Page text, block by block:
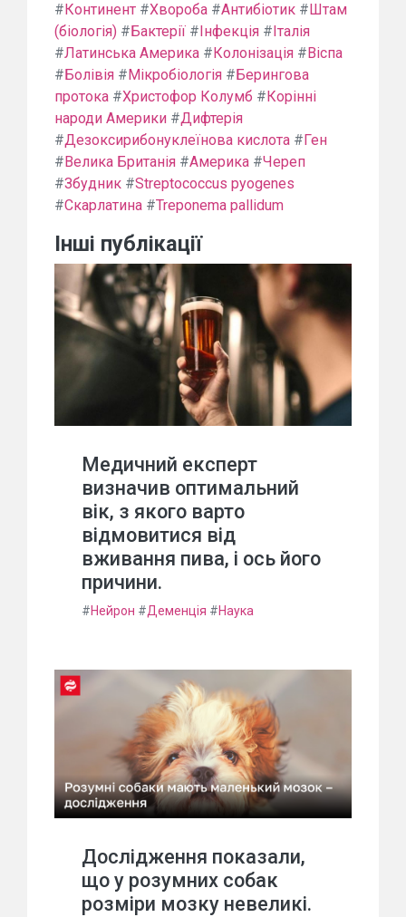
# Континент #Хвороба #Антибіотик # Штам
(біологія) # Бактерії # Інфекція # Італія
#Латинська Америка # Колонізація # Віспа
# Болівія # Мікробіологія # Берингова
протока #Христофор Колумб # Корінні
народи Америки #Дифтерія
#Дезоксирибонуклеїнова кислота # Ген
# Велика Британія #Америка #Череп
#Збудник #Streptococcus pyogenes
#Скарлатина #Treponema pallidum
Інші публікації
Медичний експерт
визначив оптимальний
вік, з якого варто
відмовитися від
вживання пива, і ось його
причини.
#Нейрон #Деменція #Наука
Дослідження показали,
що у розумних собак
розміри мозку невеликі.